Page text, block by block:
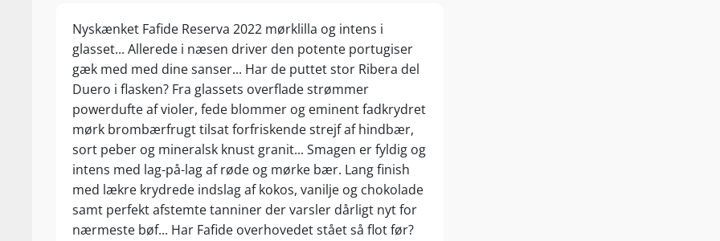
Nyskænket Fafide Reserva 2022 mørklilla og intens i
glasset... Allerede i næsen driver den potente portugiser
gæk med med dine sanser... Har de puttet stor Ribera del
Duero i flasken? Fra glassets overflade strømmer
powerdufte af violer, fede blommer og eminent fadkrydret
mørk brombærfrugt tilsat forfriskende strejf af hindbær,
sort peber og mineralsk knust granit... Smagen er fyldig og
intens med lag-på-lag af røde og mørke bær. Lang finish
med lækre krydrede indslag af kokos, vanilje og chokolade
samt perfekt afstemte tanniner der varsler dårligt nyt for
nærmeste bøf... Har Fafide overhovedet stået så flot før?